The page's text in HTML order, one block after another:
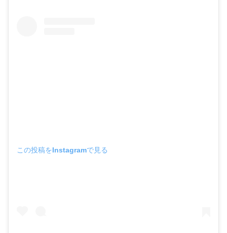
この投稿をInstagramで見る